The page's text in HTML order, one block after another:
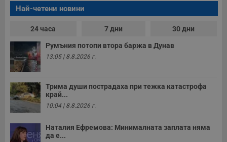
Най-четени новини
24 часа 7 дни 30 дни
Румъния потопи втора баржа в Дунав
13:05 | 8.8.2026 г.
Трима души пострадаха при тежка катастрофа
край...
10:04 | 8.8.2026 г.
Наталия Ефремова: Минималната заплата няма
да е...